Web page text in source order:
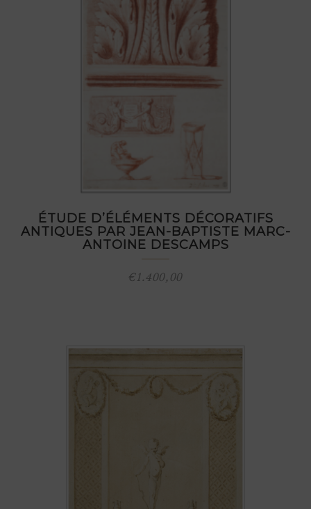
ÉTUDE D’ÉLÉMENTS DÉCORATIFS
ANTIQUES PAR JEAN-BAPTISTE MARC-
ANTOINE DESCAMPS
€1.400,00